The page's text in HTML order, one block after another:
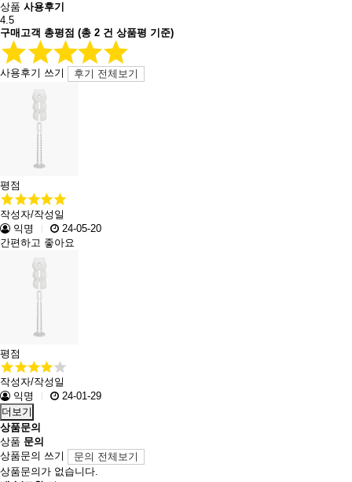
상품 사용후기
4.5
구매고객 총평점 (총 2 건 상품평 기준)
사용후기 쓰기 후기 전체보기
평점
작성자/작성일
익명
24-05-20
간편하고 좋아요
평점
작성자/작성일
익명
24-01-29
더보기
상품문의
상품 문의
상품문의 쓰기
문의 전체보기
상품문의가 없습니다.